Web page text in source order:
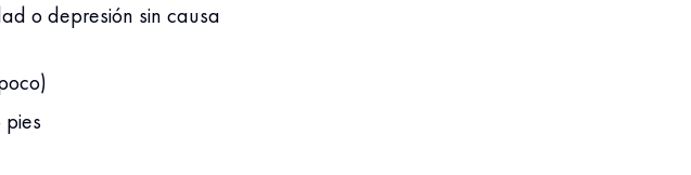
o depresión sin causa